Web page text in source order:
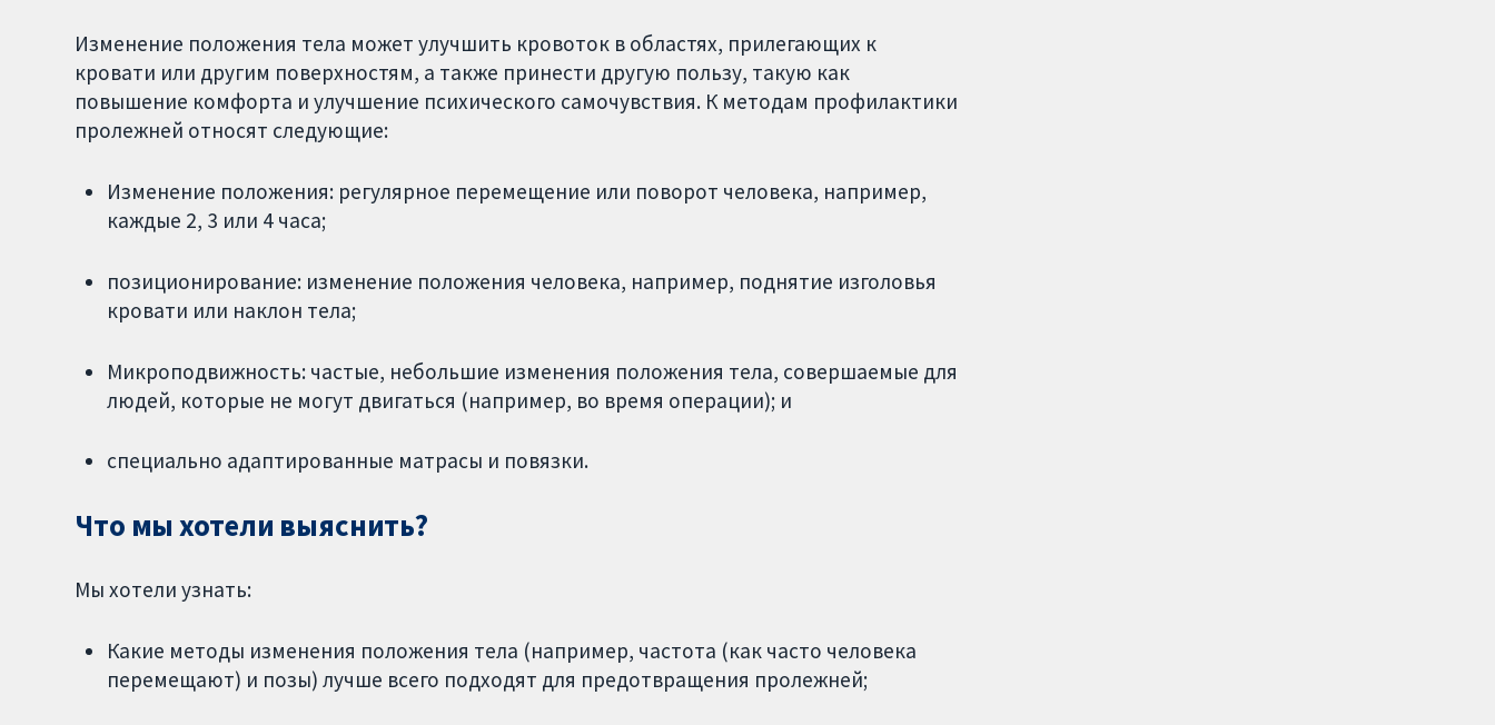
Изменение положения тела может улучшить кровоток в областях, прилегающих к
кровати или другим поверхностям, а также принести другую пользу, такую как
повышение комфорта и улучшение психического самочувствия. К методам профилактики
пролежней относят следующие:
Изменение положения: регулярное перемещение или поворот человека, например,
каждые 2, 3 или 4 часа;
позиционирование: изменение положения человека, например, поднятие изголовья
кровати или наклон тела;
Микроподвижность: частые, небольшие изменения положения тела, совершаемые для
людей, которые не могут двигаться (например, во время операции); и
специально адаптированные матрасы и повязки.
Что мы хотели выяснить?
Мы хотели узнать:
Какие методы изменения положения тела (например, частота (как часто человека
перемещают) и позы) лучше всего подходят для предотвращения пролежней;